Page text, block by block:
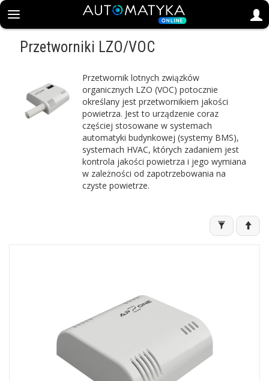
Przetworniki LZO/VOC
Przetwornik lotnych związków
organicznych LZO (VOC) potocznie
określany jest przetwornikiem jakości
powietrza. Jest to urządzenie coraz
częściej stosowane w systemach
automatyki budynkowej (systemy BMS),
systemach HVAC, których zadaniem jest
kontrola jakości powietrza i jego wymiana
w zależności od zapotrzebowania na
czyste powietrze.